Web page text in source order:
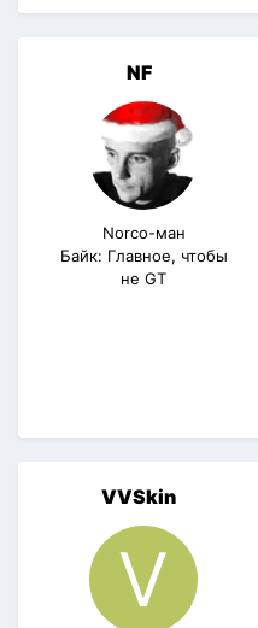
NF
Norco-ман
Байк: Главное, чтобы
не GT
VVSkin